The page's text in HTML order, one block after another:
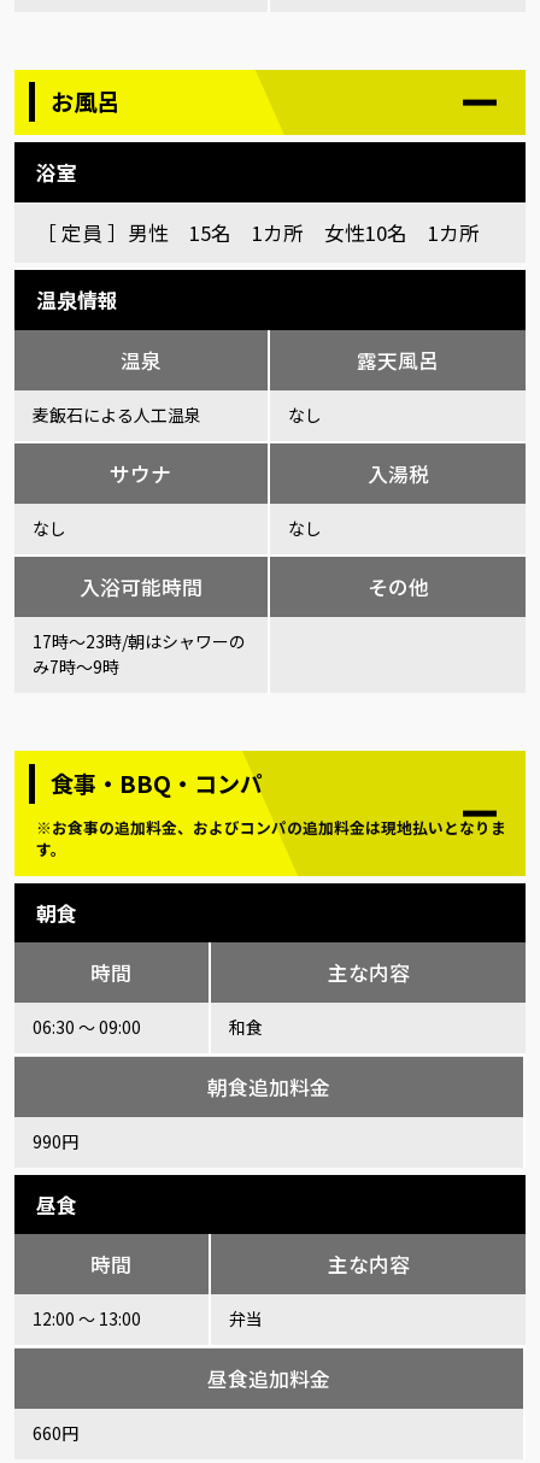
お風呂
浴室
［ 定員 ］男性 15名 1カ所 女性10名 1カ所
温泉情報
温泉
麦飯石による人工温泉
露天風呂
なし
サウナ
なし
入湯税
なし
入浴可能時間
17時～23時/朝はシャワーの
み7時～9時
その他
食事・BBQ・コンパ
※お食事の追加料金、およびコンパの追加料金は現地払いとなりま
す。
朝食
時間
06:30 ～ 09:00
主な内容
和食
朝食追加料金
990円
昼食
時間
12:00 ～ 13:00
主な内容
弁当
昼食追加料金
660円